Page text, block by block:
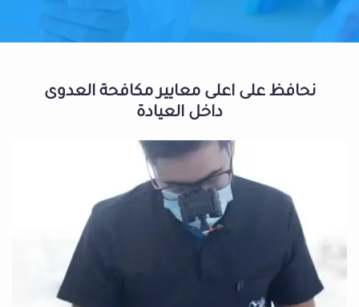
نحافظ على اعلى معايير مكافحة العدوى
داخل العيادة